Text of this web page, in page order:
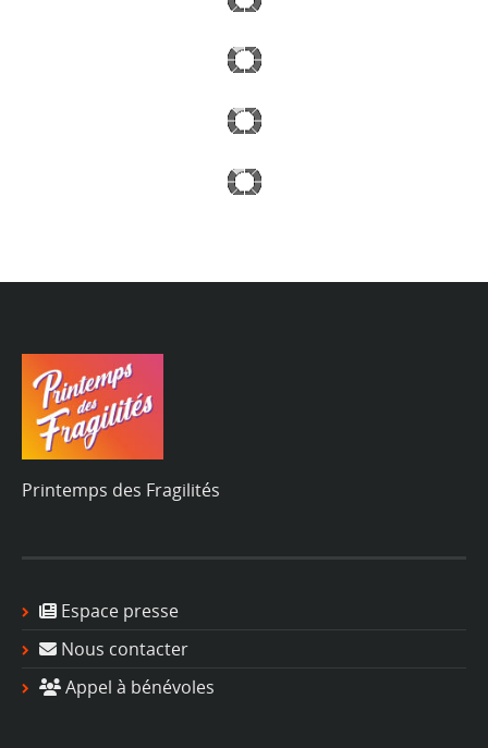
Printemps des Fragilités
Espace presse
Nous contacter
Appel à bénévoles